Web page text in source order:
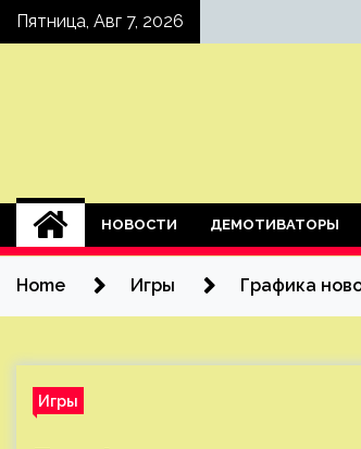
SkipПятница, Авг 7, 2026
НОВОСТИ ДЕМОТИВАТОРЫ
Home Игры Графика
Игры